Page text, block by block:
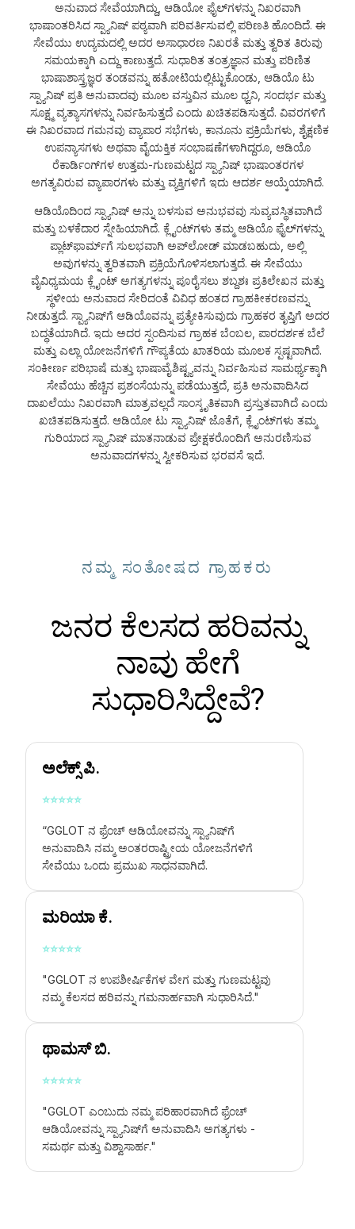
ಅನುವಾದ ಸೇವೆಯಾಗಿದ್ದು, ಆಡಿಯೋ ಫೈಲ್‌ಗಳನ್ನು ನಿಖರವಾಗಿ
ಭಾಷಾಂತರಿಸಿದ ಸ್ಪ್ಯಾನಿಷ್ ಪಠ್ಯವಾಗಿ ಪರಿವರ್ತಿಸುವಲ್ಲಿ ಪರಿಣತಿ ಹೊಂದಿದೆ. ಈ
ಸೇವೆಯು ಉದ್ಯಮದಲ್ಲಿ ಅದರ ಅಸಾಧಾರಣ ನಿಖರತೆ ಮತ್ತು ತ್ವರಿತ ತಿರುವು
ಸಮಯಕ್ಕಾಗಿ ಎದ್ದು ಕಾಣುತ್ತದೆ. ಸುಧಾರಿತ ತಂತ್ರಜ್ಞಾನ ಮತ್ತು ಪರಿಣಿತ
ಭಾಷಾಶಾಸ್ತ್ರಜ್ಞರ ತಂಡವನ್ನು ಹತೋಟಿಯಲ್ಲಿಟ್ಟುಕೊಂಡು, ಆಡಿಯೊ ಟು
ಸ್ಪ್ಯಾನಿಷ್ ಪ್ರತಿ ಅನುವಾದವು ಮೂಲ ವಸ್ತುವಿನ ಮೂಲ ಧ್ವನಿ, ಸಂದರ್ಭ ಮತ್ತು
ಸೂಕ್ಷ್ಮ ವ್ಯತ್ಯಾಸಗಳನ್ನು ನಿರ್ವಹಿಸುತ್ತದೆ ಎಂದು ಖಚಿತಪಡಿಸುತ್ತದೆ. ವಿವರಗಳಿಗೆ
ಈ ನಿಖರವಾದ ಗಮನವು ವ್ಯಾಪಾರ ಸಭೆಗಳು, ಕಾನೂನು ಪ್ರಕ್ರಿಯೆಗಳು, ಶೈಕ್ಷಣಿಕ
ಉಪನ್ಯಾಸಗಳು ಅಥವಾ ವೈಯಕ್ತಿಕ ಸಂಭಾಷಣೆಗಳಾಗಿದ್ದರೂ, ಆಡಿಯೊ
ರೆಕಾರ್ಡಿಂಗ್‌ಗಳ ಉತ್ತಮ-ಗುಣಮಟ್ಟದ ಸ್ಪ್ಯಾನಿಷ್ ಭಾಷಾಂತರಗಳ
ಅಗತ್ಯವಿರುವ ವ್ಯಾಪಾರಗಳು ಮತ್ತು ವ್ಯಕ್ತಿಗಳಿಗೆ ಇದು ಆದರ್ಶ ಆಯ್ಕೆಯಾಗಿದೆ.
ಆಡಿಯೊದಿಂದ ಸ್ಪ್ಯಾನಿಷ್ ಅನ್ನು ಬಳಸುವ ಅನುಭವವು ಸುವ್ಯವಸ್ಥಿತವಾಗಿದೆ
ಮತ್ತು ಬಳಕೆದಾರ ಸ್ನೇಹಿಯಾಗಿದೆ. ಕ್ಲೈಂಟ್‌ಗಳು ತಮ್ಮ ಆಡಿಯೊ ಫೈಲ್‌ಗಳನ್ನು
ಪ್ಲಾಟ್‌ಫಾರ್ಮ್‌ಗೆ ಸುಲಭವಾಗಿ ಅಪ್‌ಲೋಡ್ ಮಾಡಬಹುದು, ಅಲ್ಲಿ
ಅವುಗಳನ್ನು ತ್ವರಿತವಾಗಿ ಪ್ರಕ್ರಿಯೆಗೊಳಿಸಲಾಗುತ್ತದೆ. ಈ ಸೇವೆಯು
ವೈವಿಧ್ಯಮಯ ಕ್ಲೈಂಟ್ ಅಗತ್ಯಗಳನ್ನು ಪೂರೈಸಲು ಶಬ್ದಶಃ ಪ್ರತಿಲೇಖನ ಮತ್ತು
ಸ್ಥಳೀಯ ಅನುವಾದ ಸೇರಿದಂತೆ ವಿವಿಧ ಹಂತದ ಗ್ರಾಹಕೀಕರಣವನ್ನು
ನೀಡುತ್ತದೆ. ಸ್ಪ್ಯಾನಿಷ್‌ಗೆ ಆಡಿಯೊವನ್ನು ಪ್ರತ್ಯೇಕಿಸುವುದು ಗ್ರಾಹಕರ ತೃಪ್ತಿಗೆ ಅದರ
ಬದ್ಧತೆಯಾಗಿದೆ. ಇದು ಅದರ ಸ್ಪಂದಿಸುವ ಗ್ರಾಹಕ ಬೆಂಬಲ, ಪಾರದರ್ಶಕ ಬೆಲೆ
ಮತ್ತು ಎಲ್ಲಾ ಯೋಜನೆಗಳಿಗೆ ಗೌಪ್ಯತೆಯ ಖಾತರಿಯ ಮೂಲಕ ಸ್ಪಷ್ಟವಾಗಿದೆ.
ಸಂಕೀರ್ಣ ಪರಿಭಾಷೆ ಮತ್ತು ಭಾಷಾವೈಶಿಷ್ಟ್ಯವನ್ನು ನಿರ್ವಹಿಸುವ ಸಾಮರ್ಥ್ಯಕ್ಕಾಗಿ
ಸೇವೆಯು ಹೆಚ್ಚಿನ ಪ್ರಶಂಸೆಯನ್ನು ಪಡೆಯುತ್ತದೆ, ಪ್ರತಿ ಅನುವಾದಿಸಿದ
ದಾಖಲೆಯು ನಿಖರವಾಗಿ ಮಾತ್ರವಲ್ಲದೆ ಸಾಂಸ್ಕೃತಿಕವಾಗಿ ಪ್ರಸ್ತುತವಾಗಿದೆ ಎಂದು
ಖಚಿತಪಡಿಸುತ್ತದೆ. ಆಡಿಯೋ ಟು ಸ್ಪ್ಯಾನಿಷ್ ಜೊತೆಗೆ, ಕ್ಲೈಂಟ್‌ಗಳು ತಮ್ಮ
ಗುರಿಯಾದ ಸ್ಪ್ಯಾನಿಷ್ ಮಾತನಾಡುವ ಪ್ರೇಕ್ಷಕರೊಂದಿಗೆ ಅನುರಣಿಸುವ
ಅನುವಾದಗಳನ್ನು ಸ್ವೀಕರಿಸುವ ಭರವಸೆ ಇದೆ.
ನಮ್ಮ ಸಂತೋಷದ ಗ್ರಾಹಕರು
ಜನರ ಕೆಲಸದ ಹರಿವನ್ನು
ನಾವು ಹೇಗೆ
ಸುಧಾರಿಸಿದ್ದೇವೆ?
ಅಲೆಕ್ಸ್ ಪಿ.
⭐⭐⭐⭐⭐
“GGLOT ನಫ್ರೆಂಚ್ ಆಡಿಯೋವನ್ನು ಸ್ಪ್ಯಾನಿಷ್‌ಗೆ
ಅನುವಾದಿಸಿನಮ್ಮ ಅಂತರರಾಷ್ಟ್ರೀಯ ಯೋಜನೆಗಳಿಗೆ
ಸೇವೆಯು ಒಂದು ಪ್ರಮುಖ ಸಾಧನವಾಗಿದೆ.
ಮರಿಯಾ ಕೆ.
⭐⭐⭐⭐⭐
"GGLOT ನ ಉಪಶೀರ್ಷಿಕೆಗಳ ವೇಗ ಮತ್ತು ಗುಣಮಟ್ಟವು
ನಮ್ಮ ಕೆಲಸದ ಹರಿವನ್ನು ಗಮನಾರ್ಹವಾಗಿ ಸುಧಾರಿಸಿದೆ."
ಥಾಮಸ್ ಬಿ.
⭐⭐⭐⭐⭐
"GGLOT ಎಂಬುದು ನಮ್ಮ ಪರಿಹಾರವಾಗಿದೆಫ್ರೆಂಚ್
ಆಡಿಯೋವನ್ನು ಸ್ಪ್ಯಾನಿಷ್‌ಗೆ ಅನುವಾದಿಸಿಅಗತ್ಯಗಳು -
ಸಮರ್ಥ ಮತ್ತು ವಿಶ್ವಾಸಾರ್ಹ."